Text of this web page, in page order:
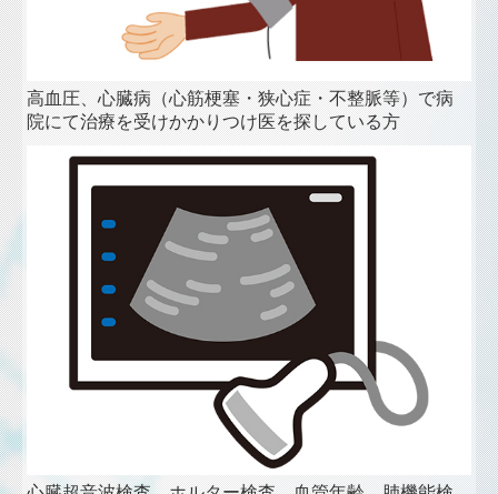
高血圧、心臓病（心筋梗塞・狭心症・不整脈等）で病
院にて治療を受けかかりつけ医を探している方